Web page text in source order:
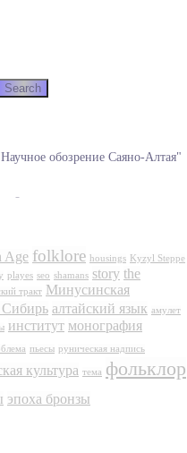
обозрение Саяно-Алтая"
Age folklore housings
Kyzyl Steppe
playes seo shamans story the
тракт Минусинская
алтайский язык амулет
институт монография
пьесы руническая надпись
культура тема фольклор
эпоха бронзы